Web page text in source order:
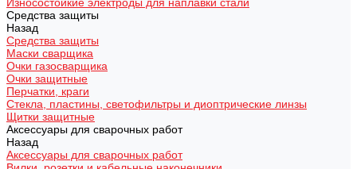
Средства защиты
Назад
Средства защиты
Маски сварщика
Очки газосварщика
Очки защитные
Перчатки, краги
Стекла, пластины, светофильтры и диоптрические линзы
Щитки защитные
Аксессуары для сварочных работ
Назад
Аксессуары для сварочных работ